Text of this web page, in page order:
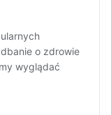
o zdrowie
wyglądać